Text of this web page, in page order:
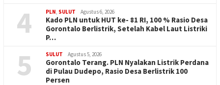
4 PLN, SULUT Agustus 6, 2026
Kado PLN untuk HUT ke- 81 RI, 100 % Rasio Desa
Gorontalo Berlistrik, Setelah Kabel Laut Listriki
P…
5 SULUT Agustus 5, 2026
Gorontalo Terang. PLN Nyalakan Listrik Perdana
di Pulau Dudepo, Rasio Desa Berlistrik 100
Persen